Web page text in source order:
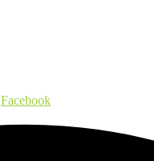
Facebook